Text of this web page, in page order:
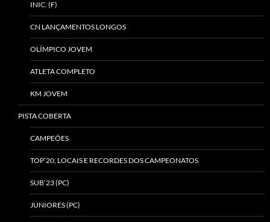
INIC. (F)
CN LANÇAMENTOS LONGOS
OLÍMPICO JOVEM
ATLETA COMPLETO
KM JOVEM
PISTA COBERTA
CAMPEÕES
TOP’20, LOCAIS E RECORDES DOS CAMPEONATOS
SUB’23 (PC)
JUNIORES (PC)